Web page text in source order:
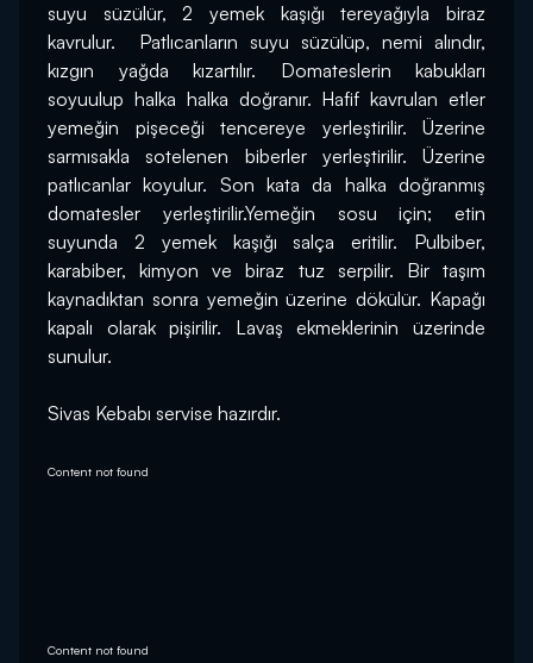
suyu süzülür, 2 yemek kaşığı tereyağıyla biraz
kavrulur.  Patlıcanların suyu süzülüp, nemi alındır,
kızgın yağda kızartılır. Domateslerin kabukları
soyuulup halka halka doğranır. Hafif kavrulan etler
yemeğin pişeceği tencereye yerleştirilir. Üzerine
sarmısakla sotelenen biberler yerleştirilir. Üzerine
patlıcanlar koyulur. Son kata da halka doğranmış
domatesler yerleştirilir.Yemeğin sosu için; etin
suyunda 2 yemek kaşığı salça eritilir. Pulbiber,
karabiber, kimyon ve biraz tuz serpilir. Bir taşım
kaynadıktan sonra yemeğin üzerine dökülür. Kapağı
kapalı olarak pişirilir. Lavaş ekmeklerinin üzerinde
sunulur.
Sivas Kebabı servise hazırdır.
Content not found
Content not found